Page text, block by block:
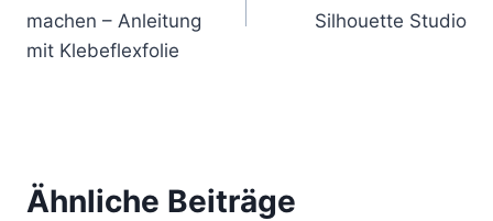
machen – Anleitung
mit Klebeflexfolie
Silhouette Studio
Ähnliche Beiträge